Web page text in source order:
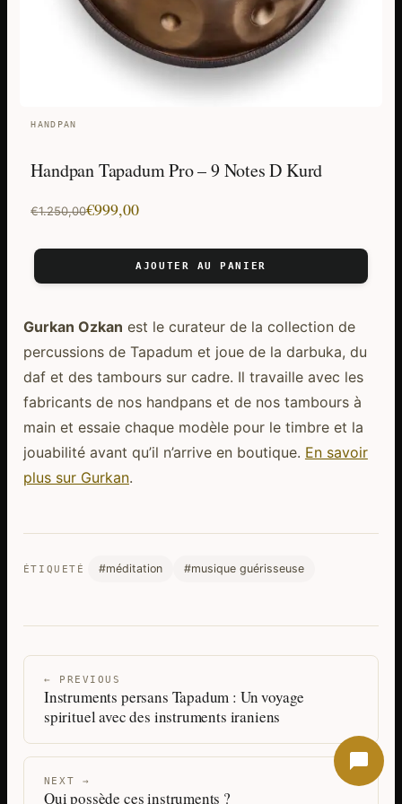
HANDPAN
Handpan Tapadum Pro – 9 Notes D Kurd
€1.250,00
Le
€1.250,00.
€999,00
Le
€999,00.
AJOUTER AU PANIER
Gurkan Ozkan est le curateur de la collection de
percussions de Tapadum et joue de la darbuka, du
daf et des tambours sur cadre. Il travaille avec les
fabricants de nos handpans et de nos tambours à
main et essaie chaque modèle pour le timbre et la
jouabilité avant qu’il n’arrive en boutique. En savoir
plus sur Gurkan.
ÉTIQUETÉ #méditation #musique guérisseuse
← PREVIOUS
Instruments persans Tapadum : Un voyage
spirituel avec des instruments iraniens
NEXT →
Qui possède ces instruments ?